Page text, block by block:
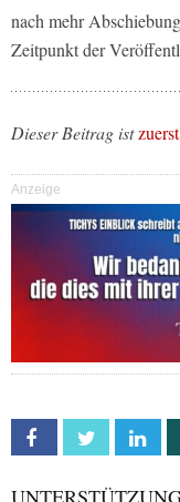
nach mehr
Zeitpunkt der
Dieser Beitrag ist
Anzeige
Facebook Twitter